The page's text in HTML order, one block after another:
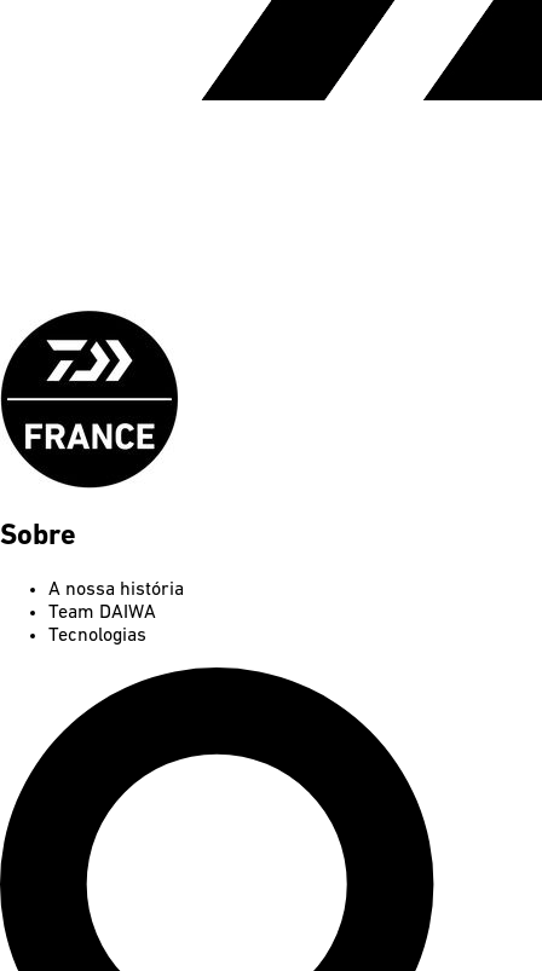
Sobre
A nossa história
Team DAIWA
Tecnologias